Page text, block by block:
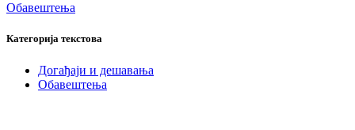
Обавештења
Категорија текстова
Догађаји и дешавања
Обавештења